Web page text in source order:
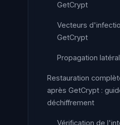
GetCrypt
Vecteurs
GetCrypt
Propagation
Restauration
après GetCrypt :
déchiffrement
Vérification de